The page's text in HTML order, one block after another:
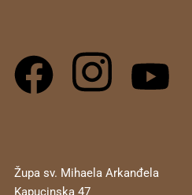
Župa sv. Mihaela Arkanđela
Kapucinska 47